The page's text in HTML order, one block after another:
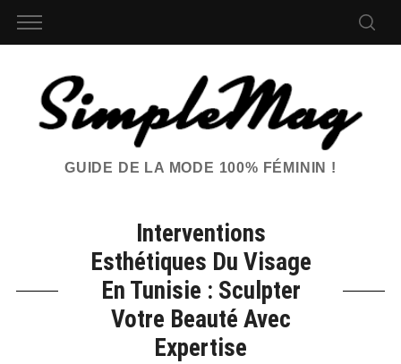
GUIDE DE LA MODE 100% FÉMININ !
Interventions
Esthétiques Du Visage
En Tunisie : Sculpter
Votre Beauté Avec
Expertise